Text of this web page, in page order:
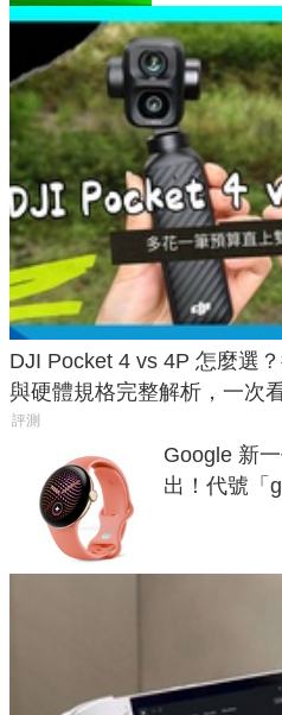
DJI Pocket 4 vs 4P 怎麼選
與硬體規格完整解析，一次
評測
Google 新
出！代號「